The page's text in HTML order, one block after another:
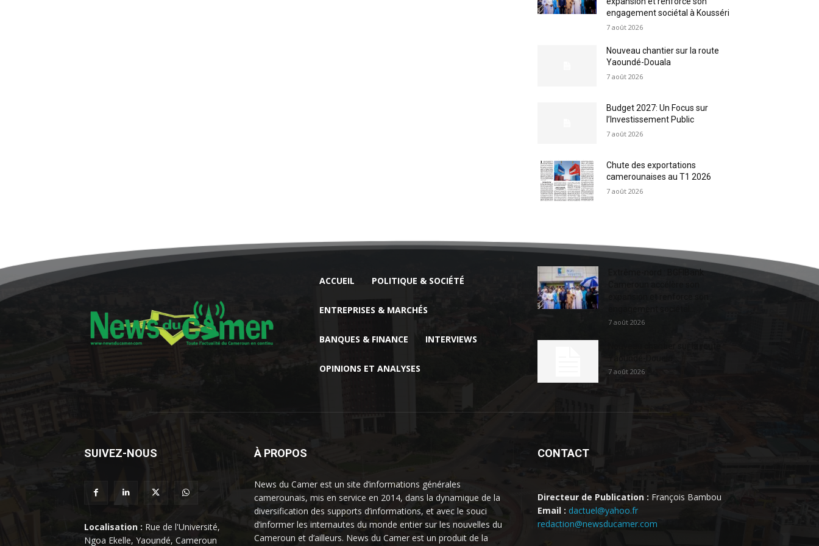
engagement sociétal à Kousséri
7 août 2026
Nouveau chantier sur la route
Yaoundé-Douala
7 août 2026
Budget 2027: Un Focus sur
l’Investissement Public
7 août 2026
Chute des exportations
camerounaises au T1 2026
7 août 2026
ACCUEIL POLITIQUE & SOCIÉTÉ
ENTREPRISES & MARCHÉS
BANQUES & FINANCE INTERVIEWS
OPINIONS ET ANALYSES
Extrême-nord : BGFIBank
7 août 2026
7 août 2026
SUIVEZ-NOUS
Localisation : Rue de l'Université,
Ngoa Ekelle, Yaoundé, Cameroun
À PROPOS
News du Camer est un site d’informations générales
camerounais, mis en service en 2014, dans la dynamique de la
diversification des supports d’informations, et avec le souci
d’informer les internautes du monde entier sur les nouvelles du
Cameroun et d’ailleurs. News du Camer est un produit de la
CONTACT
Directeur de Publication : François Bambou
Email : dactuel@yahoo.fr
redaction@newsducamer.com